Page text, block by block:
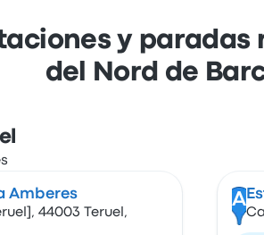
y paradas
del Nord de
Amberes
44003 Teruel,
A